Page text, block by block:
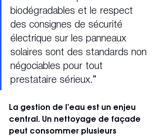
biodégradables et le respect
des consignes de sécurité
électrique sur les panneaux
solaires sont des standards non
négociables pour tout
prestataire sérieux.”
La gestion de l’eau est un enjeu
central. Un nettoyage de façade
peut consommer plusieurs